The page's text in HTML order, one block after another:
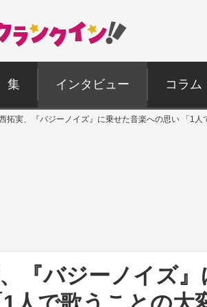
集 インタビュー コラム
拓実、『バジーノイズ』に乗せた音楽への思い 「1
『バジーノイズ